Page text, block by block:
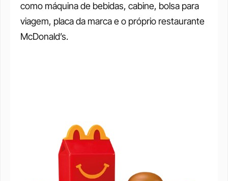
como máquina de bebidas, cabine, bolsa para
viagem, placa da marca e o próprio restaurante
McDonald’s.